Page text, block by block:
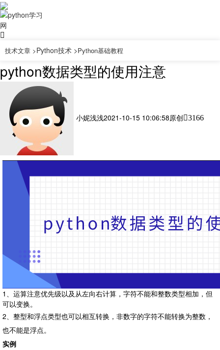
技术文章 >Python技术 >Python基础教程
python数据类型的使用注意
小妮浅浅2021-10-15 10:06:58原创 3166
1、运算注意优先级以及从左向右计算，字符不能和整数类型相加，但
可以变换。
2、整型和浮点类型也可以相互转换，非数字的字符不能转换为整数，
也不能是浮点。
实例